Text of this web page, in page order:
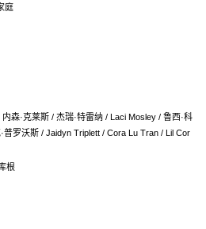
庭
森·克莱斯 / 杰瑞·特雷纳 / Laci Mosley / 鲁西·科
普罗沃斯 / Jaidyn Triplett / Cora Lu Tran / Lil Cor
根